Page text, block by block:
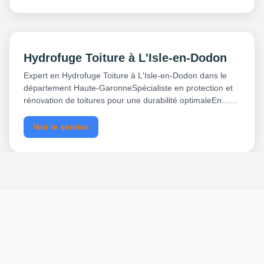
Hydrofuge Toiture à L'Isle-en-Dodon
Expert en Hydrofuge Toiture à L'Isle-en-Dodon dans le
département Haute-GaronneSpécialiste en protection et
rénovation de toitures pour une durabilité optimaleEn…...
Voir le service